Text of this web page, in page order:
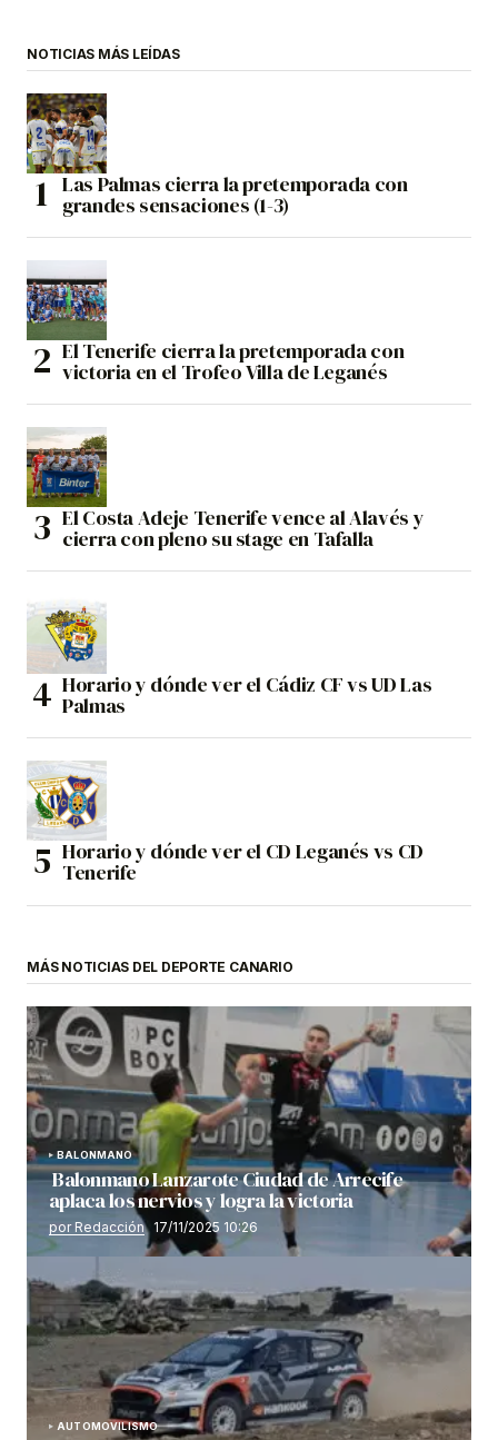
NOTICIAS MÁS LEÍDAS
Las Palmas cierra la pretemporada con
grandes sensaciones (1-3)
El Tenerife cierra la pretemporada con
victoria en el Trofeo Villa de Leganés
El Costa Adeje Tenerife vence al Alavés y
cierra con pleno su stage en Tafalla
Horario y dónde ver el Cádiz CF vs UD Las
Palmas
Horario y dónde ver el CD Leganés vs CD
Tenerife
MÁS NOTICIAS DEL DEPORTE CANARIO
BALONMANO
Balonmano Lanzarote Ciudad de Arrecife
aplaca los nervios y logra la victoria
por Redacción 17/11/2025 10:26
AUTOMOVILISMO